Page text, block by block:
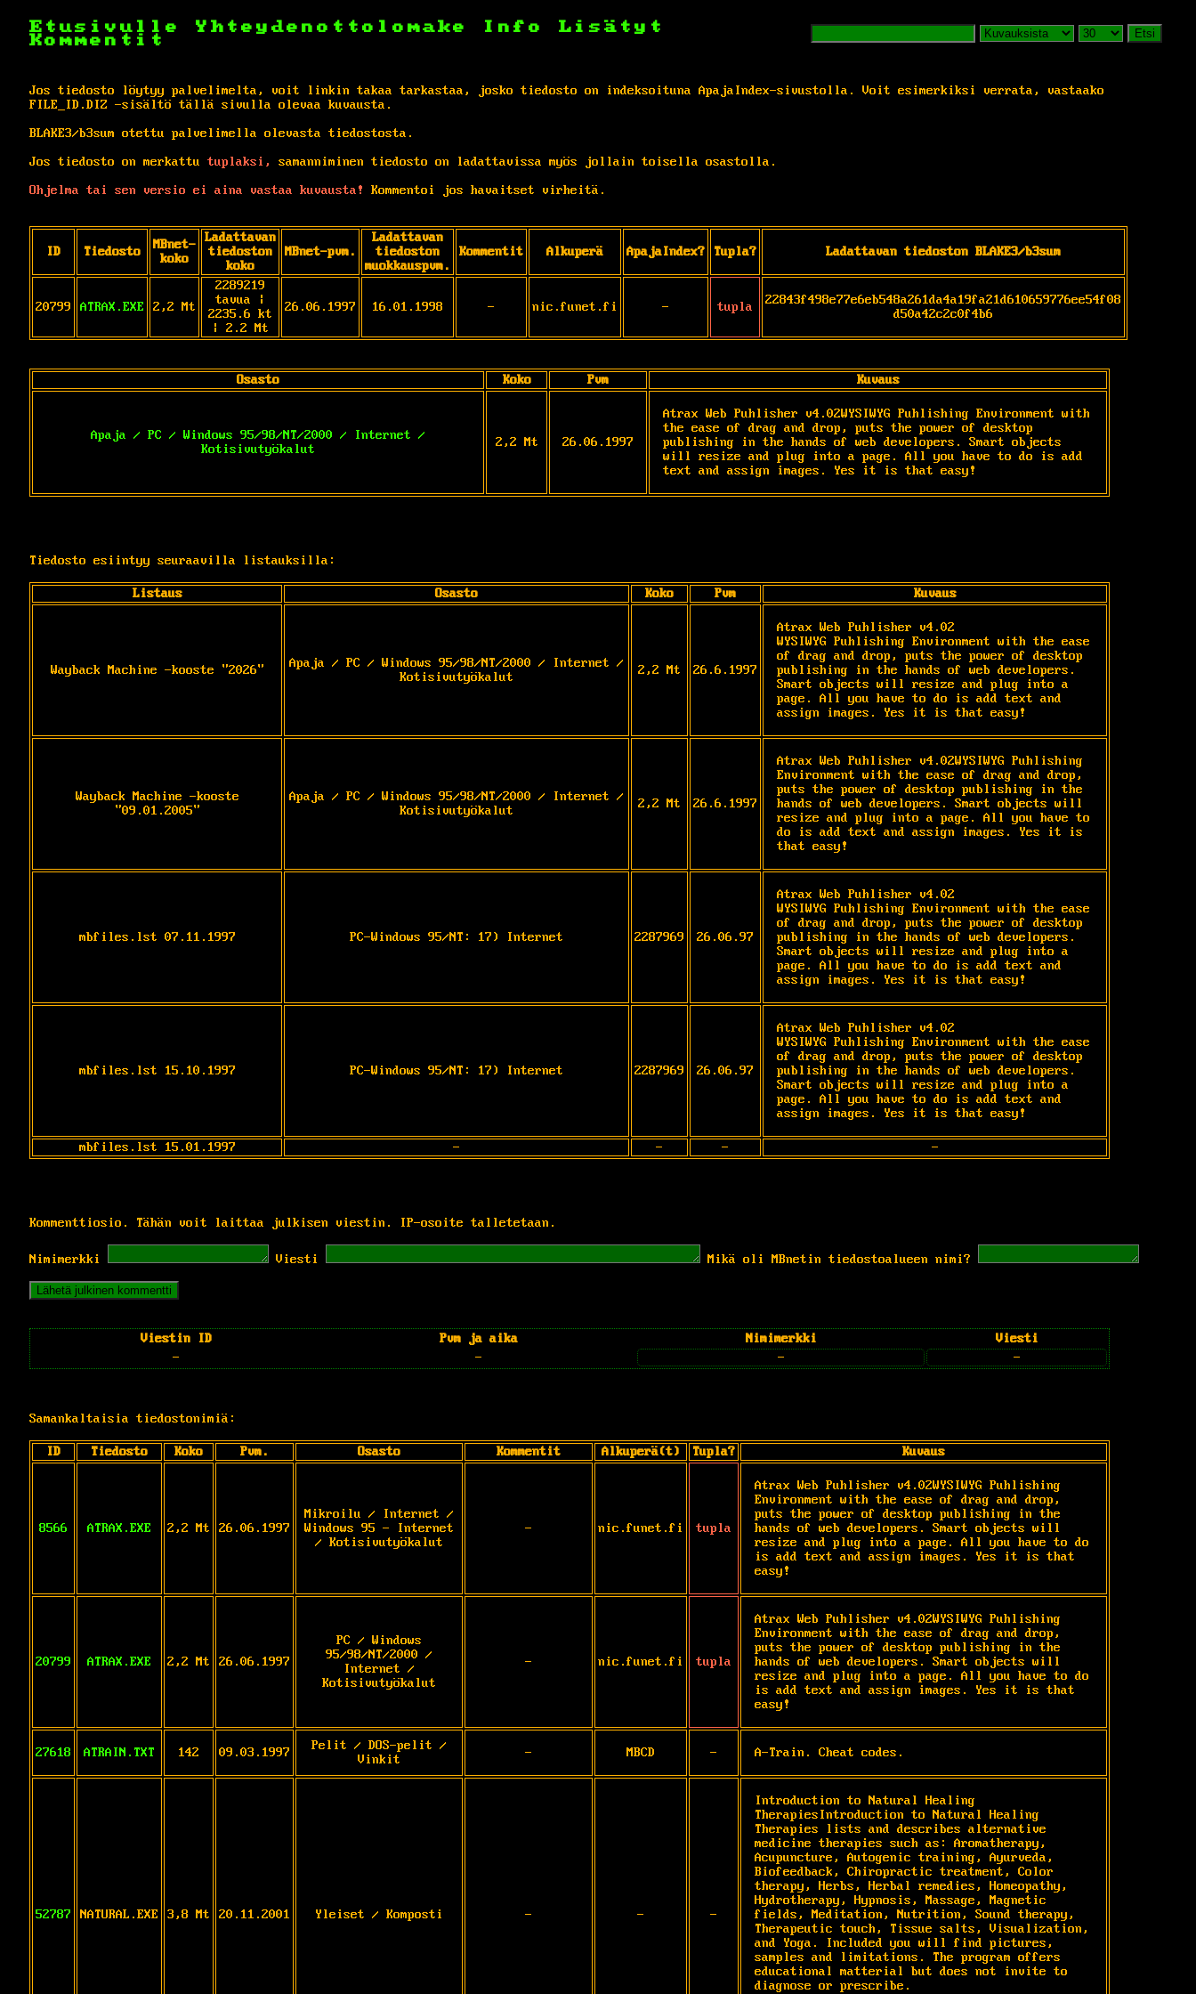
Etusivulle Yhteydenottolomake Info
Lisätyt
Kommentit
Etsi
Jos tiedosto löytyy palvelimelta, voit linkin takaa tarkastaa, josko tiedosto on indeksoituna ApajaIndex-sivustolla. Voit esimerkiksi verrata, vastaako
FILE_ID.DIZ -sisältö tällä sivulla olevaa kuvausta.
BLAKE3/b3sum otettu palvelimella olevasta tiedostosta.
Jos tiedosto on merkattu tuplaksi,
samanniminen tiedosto on ladattavissa myös jollain toisella osastolla.
Ohjelma tai sen versio ei aina vastaa kuvausta!
Kommentoi jos havaitset virheitä.
ID Tiedosto
MBnet-
koko
Ladattavan
tiedoston
koko
MBnet-pvm.
Ladattavan
tiedoston
muokkauspvm.
Kommentit Alkuperä ApajaIndex? Tupla? Ladattavan tiedoston BLAKE3/b3sum
20799 ATRAX.EXE 2,2 Mt
2289219
tavua |
2235.6 kt
| 2.2 Mt
26.06.1997 16.01.1998 - nic.funet.fi - tupla
22843f498e77e6eb548a261da4a19fa21d610659776ee54f08
d50a42c2c0f4b6
Osasto Koko Pvm Kuvaus
Apaja / PC / Windows 95/98/NT/2000 / Internet /
Kotisivutyökalut
2,2 Mt 26.06.1997
Atrax Web Puhlisher v4.02WYSIWYG Puhlishing Environment with
the ease of drag and drop, puts the power of desktop
publishing in the hands of web developers. Smart objects
will resize and plug into a page. All you have to do is add
text and assign images. Yes it is that easy!
Tiedosto esiintyy seuraavilla listauksilla:
Listaus Osasto Koko Pvm Kuvaus
Wayback Machine -kooste "2026"
Apaja / PC / Windows 95/98/NT/2000 / Internet /
Kotisivutyökalut
2,2 Mt 26.6.1997
Atrax Web Puhlisher v4.02
WYSIWYG Puhlishing Environment with the ease
of drag and drop, puts the power of desktop
publishing in the hands of web developers.
Smart objects will resize and plug into a
page. All you have to do is add text and
assign images. Yes it is that easy!
Wayback Machine -kooste
"09.01.2005"
Apaja / PC / Windows 95/98/NT/2000 / Internet /
Kotisivutyökalut
2,2 Mt 26.6.1997
Atrax Web Puhlisher v4.02WYSIWYG Puhlishing
Environment with the ease of drag and drop,
puts the power of desktop publishing in the
hands of web developers. Smart objects will
resize and plug into a page. All you have to
do is add text and assign images. Yes it is
that easy!
mbfiles.lst 07.11.1997 PC-Windows 95/NT: 17) Internet 2287969 26.06.97
Atrax Web Puhlisher v4.02
WYSIWYG Puhlishing Environment with the ease
of drag and drop, puts the power of desktop
publishing in the hands of web developers.
Smart objects will resize and plug into a
page. All you have to do is add text and
assign images. Yes it is that easy!
mbfiles.lst 15.10.1997 PC-Windows 95/NT: 17) Internet 2287969 26.06.97
Atrax Web Puhlisher v4.02
WYSIWYG Puhlishing Environment with the ease
of drag and drop, puts the power of desktop
publishing in the hands of web developers.
Smart objects will resize and plug into a
page. All you have to do is add text and
assign images. Yes it is that easy!
mbfiles.lst 15.01.1997 - - - -
Kommenttiosio. Tähän voit laittaa julkisen viestin. IP-osoite talletetaan.
Nimimerkki Viesti Mikä oli MBnetin tiedostoalueen nimi?
Viestin ID Pvm ja aika Nimimerkki
Viesti
-
- - -
Samankaltaisia tiedostonimiä:
ID Tiedosto Koko Pvm. Osasto Kommentit Alkuperä(t) Tupla? Kuvaus
8566 ATRAX.EXE 2,2 Mt 26.06.1997
Mikroilu / Internet /
Windows 95 - Internet
/ Kotisivutyökalut
- nic.funet.fi tupla
Atrax Web Puhlisher v4.02WYSIWYG Puhlishing
Environment with the ease of drag and drop,
puts the power of desktop publishing in the
hands of web developers. Smart objects will
resize and plug into a page. All you have to do
is add text and assign images. Yes it is that
easy!
20799 ATRAX.EXE 2,2 Mt 26.06.1997
PC / Windows
95/98/NT/2000 /
Internet /
Kotisivutyökalut
- nic.funet.fi tupla
Atrax Web Puhlisher v4.02WYSIWYG Puhlishing
Environment with the ease of drag and drop,
puts the power of desktop publishing in the
hands of web developers. Smart objects will
resize and plug into a page. All you have to do
is add text and assign images. Yes it is that
easy!
27618 ATRAIN.TXT 142 09.03.1997
Pelit / DOS-pelit /
Vinkit
- MBCD - A-Train. Cheat codes.
52787 NATURAL.EXE 3,8 Mt 20.11.2001 Yleiset / Komposti - - -
Introduction to Natural Healing
TherapiesIntroduction to Natural Healing
Therapies lists and describes alternative
medicine therapies such as: Aromatherapy,
Acupuncture, Autogenic training, Ayurveda,
Biofeedback, Chiropractic treatment, Color
therapy, Herbs, Herbal remedies, Homeopathy,
Hydrotherapy, Hypnosis, Massage, Magnetic
fields, Meditation, Nutrition, Sound therapy,
Therapeutic touch, Tissue salts, Visualization,
and Yoga. Included you will find pictures,
samples and limitations. The program offers
educational matterial but does not invite to
diagnose or prescribe.